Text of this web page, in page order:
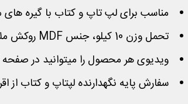
مناسب برای لپ تاپ و کتاب با گیره
تحمل وزن 10 کیلو، جنس
MDF روکش
ویدیوی هر محصول را میتوانید در صفحه
سفارش پایه نگهدارنده لپتاپ و کتاب از